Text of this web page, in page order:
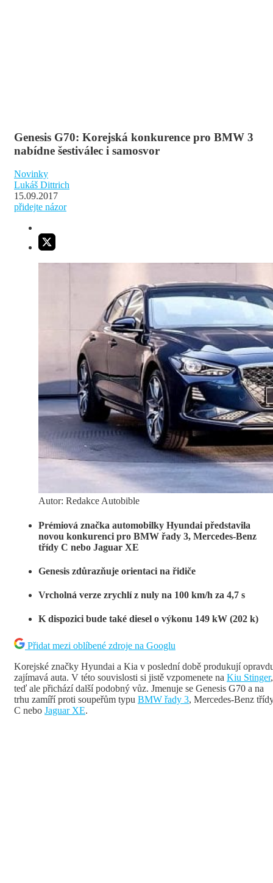
Genesis G70: Korejská konkurence pro BMW 3
nabídne šestiválec i samosvor
Novinky
Lukáš Dittrich
15.09.2017
přidejte názor
Autor: Redakce Autobible
Prémiová značka automobilky Hyundai představila
novou konkurenci pro BMW řady 3, Mercedes-Benz
třídy C nebo Jaguar XE
Genesis zdůrazňuje orientaci na řidiče
Vrcholná verze zrychlí z nuly na 100 km/h za 4,7 s
K dispozici bude také diesel o výkonu 149 kW (202 k)
Přidat mezi oblíbené zdroje na Googlu
Korejské značky Hyundai a Kia v poslední době produkují
zajímavá auta. V této souvislosti si jistě vzpomenete na Kiu Stinger,
teď ale přichází další podobný vůz. Jmenuje se Genesis G70 a na
trhu zamíří proti soupeřům typu BMW řady 3, Mercedes-Benz
C nebo Jaguar XE.